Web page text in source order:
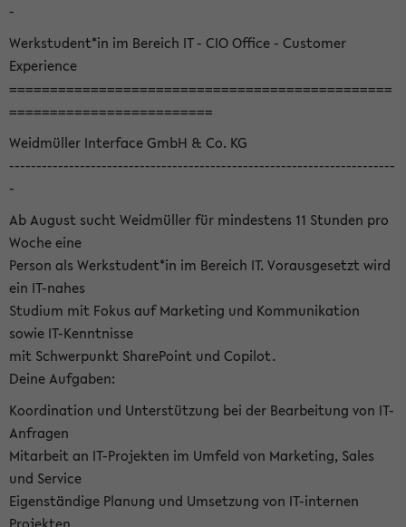
-
Werkstudent*in im Bereich IT - CIO Office - Customer
Experience
===============================================
=========================
Weidmüller Interface GmbH & Co. KG
-----------------------------------------------------------------------
-
Ab August sucht Weidmüller für mindestens 11 Stunden pro
Woche eine
Person als Werkstudent*in im Bereich IT. Vorausgesetzt wird
ein IT-nahes
Studium mit Fokus auf Marketing und Kommunikation
sowie IT-Kenntnisse
mit Schwerpunkt SharePoint und Copilot.
Deine Aufgaben:
Koordination und Unterstützung bei der Bearbeitung von IT-
Anfragen
Mitarbeit an IT-Projekten im Umfeld von Marketing, Sales
und Service
Eigenständige Planung und Umsetzung von IT-internen